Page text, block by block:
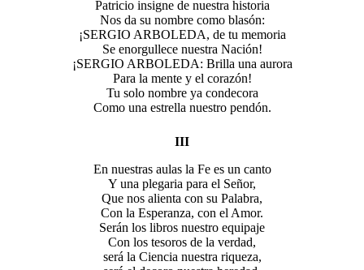
Patricio insigne de nuestra historia
Nos da su nombre como blasón:
¡SERGIO ARBOLEDA, de tu memoria
Se enorgullece nuestra Nación!
¡SERGIO ARBOLEDA: Brilla una aurora
Para la mente y el corazón!
Tu solo nombre ya condecora
Como una estrella nuestro pendón.
III
En nuestras aulas la Fe es un canto
Y una plegaria para el Señor,
Que nos alienta con su Palabra,
Con la Esperanza, con el Amor.
Serán los libros nuestro equipaje
Con los tesoros de la verdad,
será la Ciencia nuestra riqueza,